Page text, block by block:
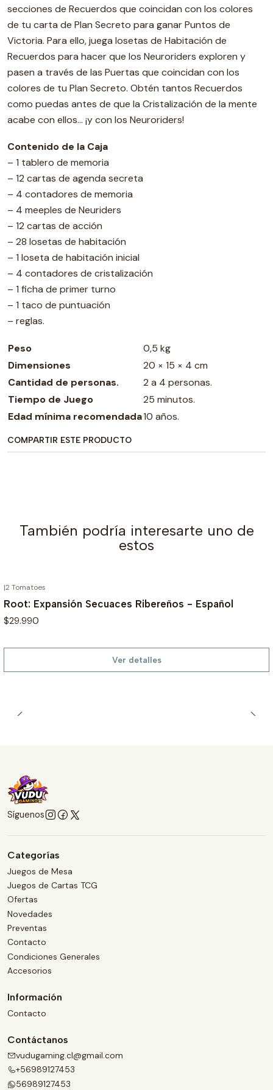
secciones de Recuerdos que coincidan con los colores
de tu carta de Plan Secreto para ganar Puntos de
Victoria. Para ello, juega losetas de Habitación de
Recuerdos para hacer que los Neuroriders exploren y
pasen a través de las Puertas que coincidan con los
colores de tu Plan Secreto. Obtén tantos Recuerdos
como puedas antes de que la Cristalización de la mente
acabe con ellos… ¡y con los Neuroriders!
Contenido de la Caja
– 1 tablero de memoria
– 12 cartas de agenda secreta
– 4 contadores de memoria
– 4 meeples de Neuriders
– 12 cartas de acción
– 28 losetas de habitación
– 1 loseta de habitación inicial
– 4 contadores de cristalización
– 1 ficha de primer turno
– 1 taco de puntuación
– reglas.
Peso
0,5 kg
Dimensiones
20 × 15 × 4 cm
Cantidad de personas.
2 a 4 personas.
Tiempo de Juego
25 minutos.
Edad mínima recomendada10 años.
COMPARTIR ESTE PRODUCTO
También podría interesarte uno de
estos
|2 Tomatoes
Root: Expansión Secuaces Ribereños - Español
$29.990
Ver detalles
Síguenos
Categorías
Juegos de Mesa
Juegos de Cartas TCG
Ofertas
Novedades
Preventas
Contacto
Condiciones Generales
Accesorios
Información
Contacto
Contáctanos
vudugaming.cl@gmail.com
+56989127453
56989127453